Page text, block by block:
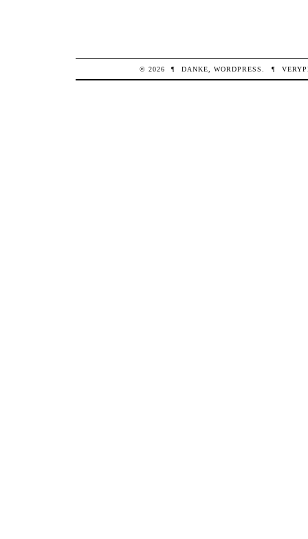
© 2026 ¶ DANKE,WORDPRESS ¶